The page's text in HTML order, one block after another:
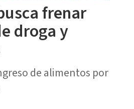
frenar
droga y
de alimentos por